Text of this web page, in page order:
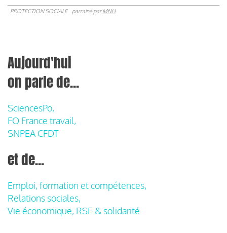
PROTECTION SOCIALE parrainé parMNH
Aujourd'hui
on parle de...
SciencesPo,
FO France travail,
SNPEA CFDT
et de...
Emploi, formation et compétences,
Relations sociales,
Vie économique, RSE & solidarité